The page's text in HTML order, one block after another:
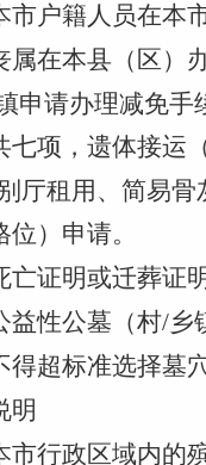
市户籍人员在本
属在本县（区）
申请办理减免手
七项，遗体接运
厅租用、简易骨
位）申请。
亡证明或迁葬证
益性公墓（村/乡
超标准选择墓
明
市行政区域内的